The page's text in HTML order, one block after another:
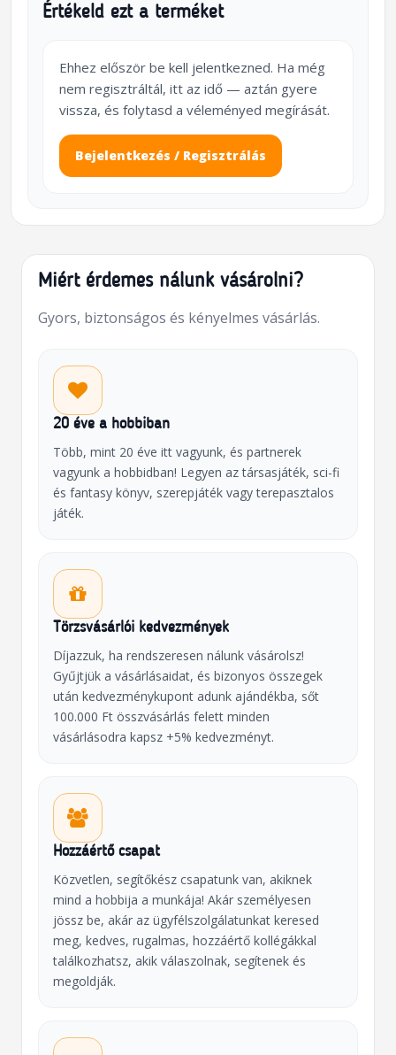
Értékeld ezt a terméket
Ehhez először be kell jelentkezned. Ha még
nem regisztráltál, itt az idő — aztán gyere
vissza, és folytasd a véleményed megírását.
Bejelentkezés / Regisztrálás
Miért érdemes nálunk vásárolni?
Gyors, biztonságos és kényelmes vásárlás.
20 éve a hobbiban
Több, mint 20 éve itt vagyunk, és partnerek
vagyunk a hobbidban! Legyen az társasjáték, sci-fi
és fantasy könyv, szerepjáték vagy terepasztalos
játék.
Törzsvásárlói kedvezmények
Díjazzuk, ha rendszeresen nálunk vásárolsz!
Gyűjtjük a vásárlásaidat, és bizonyos összegek
után kedvezménykupont adunk ajándékba, sőt
100.000 Ft összvásárlás felett minden
vásárlásodra kapsz +5% kedvezményt.
Hozzáértő csapat
Közvetlen, segítőkész csapatunk van, akiknek
mind a hobbija a munkája! Akár személyesen
jössz be, akár az ügyfélszolgálatunkat keresed
meg, kedves, rugalmas, hozzáértő kollégákkal
találkozhatsz, akik válaszolnak, segítenek és
megoldják.